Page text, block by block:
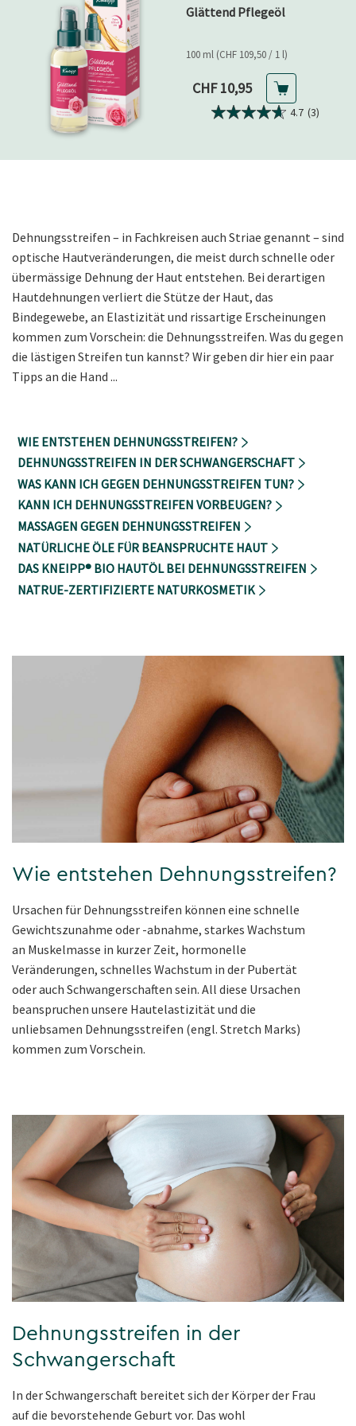
Glättend Pflegeöl
100 ml (CHF 109,50 / 1 l)
Aktueller Preis
CHF 10,95
4.7 (3)
Dehnungsstreifen – in Fachkreisen auch Striae genannt – sind
optische Hautveränderungen, die meist durch schnelle oder
übermässige Dehnung der Haut entstehen. Bei derartigen
Hautdehnungen verliert die Stütze der Haut, das
Bindegewebe, an Elastizität und rissartige Erscheinungen
kommen zum Vorschein: die Dehnungsstreifen. Was du gegen
die lästigen Streifen tun kannst? Wir geben dir hier ein paar
Tipps an die Hand ...
WIE ENTSTEHEN DEHNUNGSSTREIFEN?
DEHNUNGSSTREIFEN IN DER SCHWANGERSCHAFT
WAS KANN ICH GEGEN DEHNUNGSSTREIFEN TUN?
KANN ICH DEHNUNGSSTREIFEN VORBEUGEN?
MASSAGEN GEGEN DEHNUNGSSTREIFEN
NATÜRLICHE ÖLE FÜR BEANSPRUCHTE HAUT
DAS KNEIPP® BIO HAUTÖL BEI DEHNUNGSSTREIFEN
NATRUE-ZERTIFIZIERTE NATURKOSMETIK
Wie entstehen Dehnungsstreifen?
Ursachen für Dehnungsstreifen können eine schnelle
Gewichtszunahme oder -abnahme, starkes Wachstum
an Muskelmasse in kurzer Zeit, hormonelle
Veränderungen, schnelles Wachstum in der Pubertät
oder auch Schwangerschaften sein. All diese Ursachen
beanspruchen unsere Hautelastizität und die
unliebsamen Dehnungsstreifen (engl. Stretch Marks)
kommen zum Vorschein.
Dehnungsstreifen in der
Schwangerschaft
In der Schwangerschaft bereitet sich der Körper der Frau
auf die bevorstehende Geburt vor. Das wohl